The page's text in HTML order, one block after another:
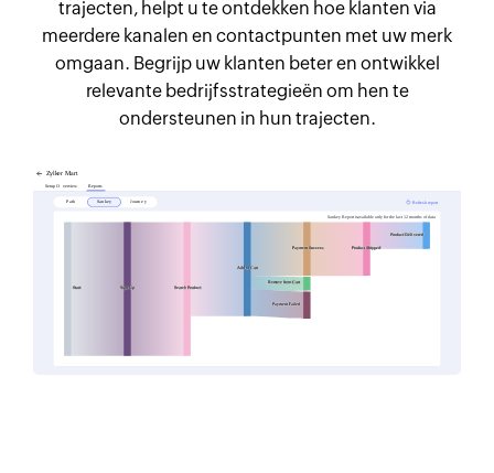
trajecten, helpt u te ontdekken hoe klanten via
meerdere kanalen en contactpunten met uw merk
omgaan. Begrijp uw klanten beter en ontwikkel
relevante bedrijfsstrategieën om hen te
ondersteunen in hun trajecten.